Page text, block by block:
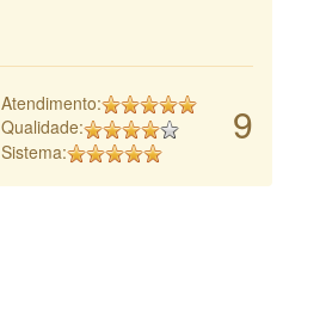
9
Atendimento:
Qualidade:
Sistema: